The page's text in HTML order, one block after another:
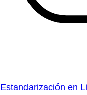
Estandarización en